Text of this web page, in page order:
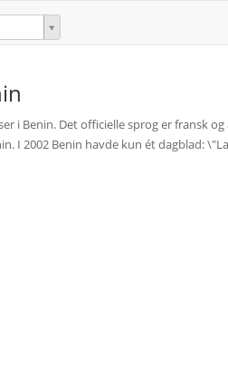
i Benin. Det officielle sprog er fransk
I 2002 Benin havde kun ét dagblad: